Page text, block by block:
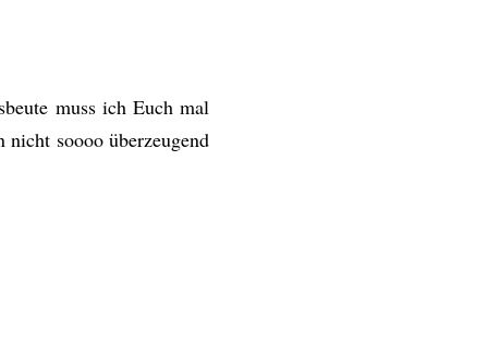
muss ich Euch mal
soooo überzeugend